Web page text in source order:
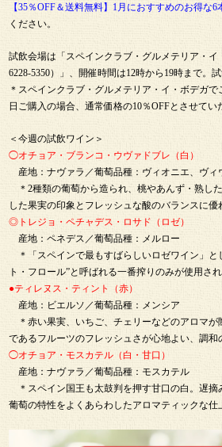
【35％OFF＆送料無料】1月におすすめのお得な6
ください。
試飲会場は「スペインクラブ・グルメテリア・イ
6228-5350）」、開催時間は12時から19時まで。
＊スペインクラブ・グルメテリア・イ・ボデガ
日ご購入の場合、通常価格の10％OFFとさせてい
＜今週の試飲ワイン＞
◯オチョア・ブランコ・ウヴァドブレ（白）
産地：ナヴァラ／葡萄品種：ヴィオニエ、ヴィ
＊2種類の葡萄から造られ、桃やあんず・熟し
した果実の印象とフレッシュな酸のバランスに優
◎トレジョ・ペチャデス・ロサド（ロゼ）
産地：ペネデス／葡萄品種：メルロー
＊「スペインで最もすばらしいロゼワイン」と
ト・フロール”と呼ばれる一番搾りのみが使用され
●ティレヌス・ティント（赤）
産地：ビエルソ／葡萄品種：メンシア
＊赤い果実、いちご、チェリーなどのアロマが
であるフルーツのフレッシュさが心地よい、調和
◯オチョア・モスカテル（白・甘口）
産地：ナヴァラ／葡萄品種：モスカテル
＊スペイン国王も太鼓判を押す甘口の白。遅摘
葡萄の特性をよくあらわしたアロマティックな仕